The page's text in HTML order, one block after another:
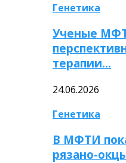
Генетика
Ученые
терапии…
24.06.2026
Генетика
В МФТИ
рязано-